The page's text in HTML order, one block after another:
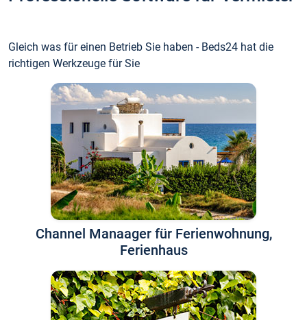
Gleich was für einen Betrieb Sie haben - Beds24 hat die
richtigen Werkzeuge für Sie
Channel Manaager für Ferienwohnung,
Ferienhaus